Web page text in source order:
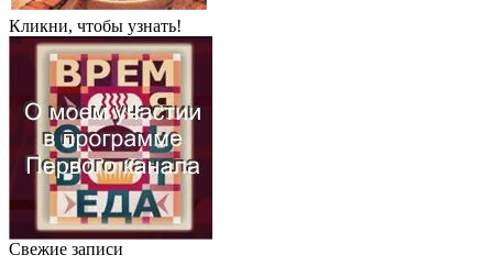
Кликни, чтобы узнать!
Свежие записи